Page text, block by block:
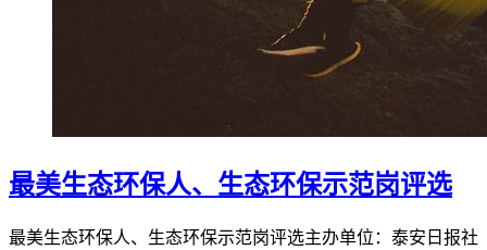
最美生态环保人、生态环保示范岗评选
最美生态环保人、生态环保示范岗评选主办单位：泰安日报社